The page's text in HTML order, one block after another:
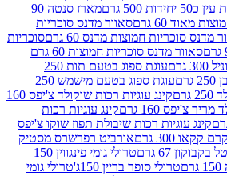
מארז סנטה 90
סאוור מדנס סוכריות
חמוצות מדנס 60 גרם
סוכריות
סאוור מדנס סוכריות חמוצות 60 גרם
עוגת ספוג בטעם תות 250
עוגת ספוג בטעם מישמש 250
קינג עוגיות רכות שוקולד צ'יפס 160
קינג עוגיות רכות
רכות שיבולת תפוז שוקו צ'יפס
אורביט רפרשרס מסטיק
טרולי גומי פינגווין 150
סופר בריין 150ג'
טרולי גומי